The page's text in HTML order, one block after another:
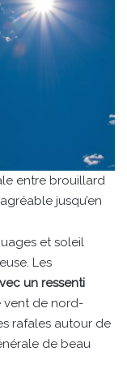
entre brouillard
jusqu’en
et soleil
Les
un ressenti
vent de nord-
rafales autour de
de beau